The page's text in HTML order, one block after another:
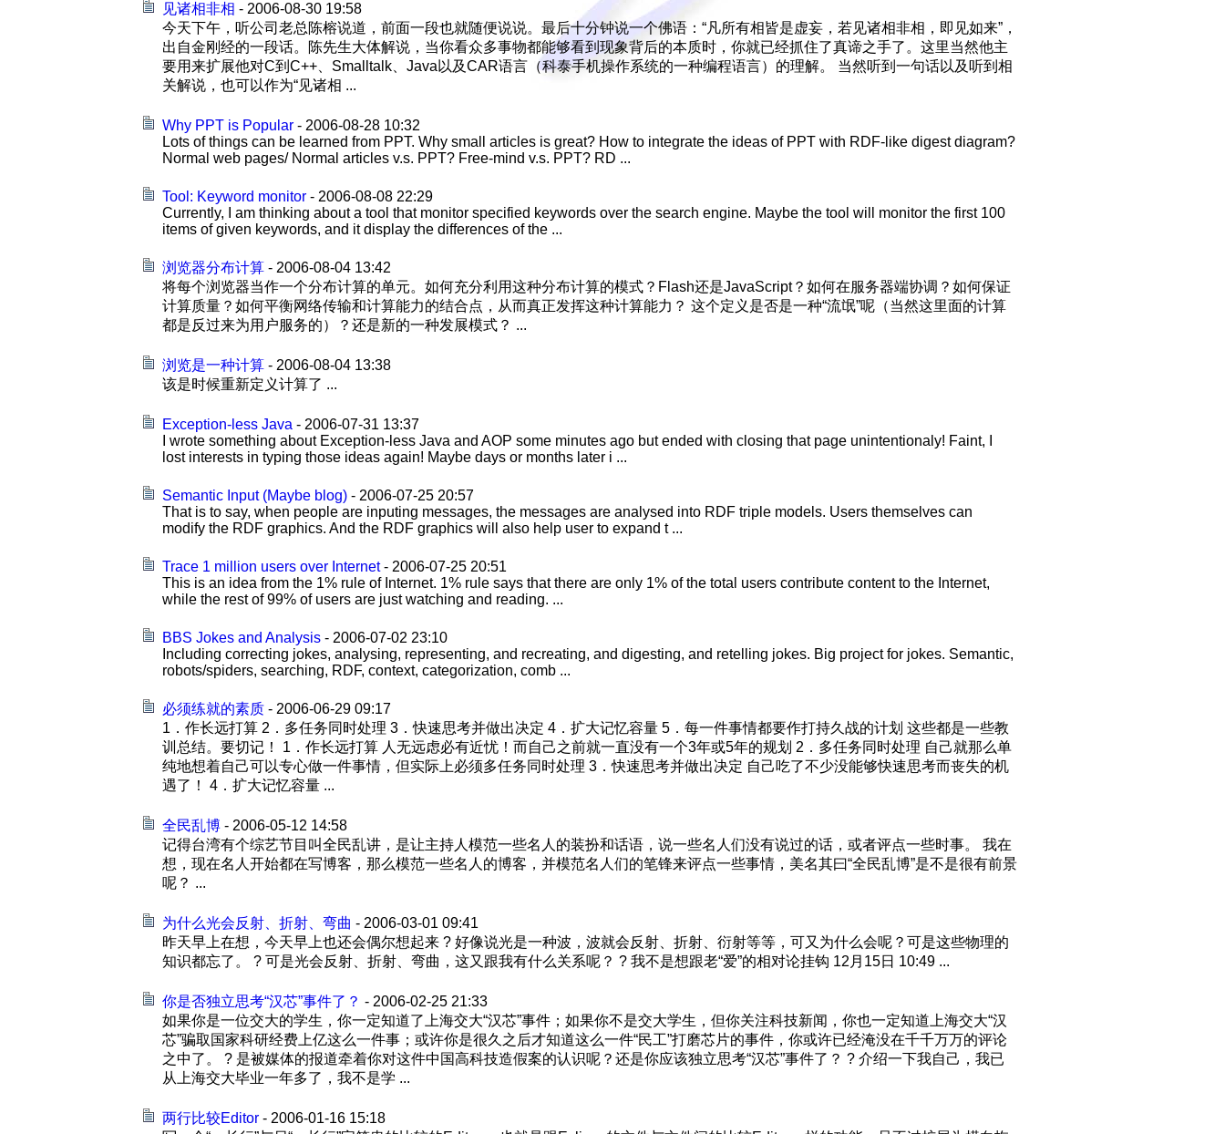
见诸相非相 - 2006-08-30 19:58
今天下午，听公司老总陈榕说道，前面一段也就随便说说。最后十分钟说一个佛语：“凡所有相皆是虚妄，若见诸相非相，即见如来”，
出自金刚经的一段话。陈先生大体解说，当你看众多事物都能够看到现象背后的本质时，你就已经抓住了真谛之手了。这里当然他主
要用来扩展他对C到C++、Smalltalk、Java以及CAR语言（科泰手机操作系统的一种编程语言）的理解。 当然听到一句话以及听到相
关解说，也可以作为“见诸相 ...
Why PPT is Popular - 2006-08-28 10:32
Lots of things can be learned from PPT. Why small articles is great? How to integrate the ideas of PPT with RDF-like digest diagram?
Normal web pages/ Normal articles v.s. PPT? Free-mind v.s. PPT? RD ...
Tool: Keyword monitor - 2006-08-08 22:29
Currently, I am thinking about a tool that monitor specified keywords over the search engine. Maybe the tool will monitor the first 100
items of given keywords, and it display the differences of the ...
浏览器分布计算 - 2006-08-04 13:42
将每个浏览器当作一个分布计算的单元。如何充分利用这种分布计算的模式？Flash还是JavaScript？如何在服务器端协调？如何保证
计算质量？如何平衡网络传输和计算能力的结合点，从而真正发挥这种计算能力？ 这个定义是否是一种“流氓”呢（当然这里面的计算
都是反过来为用户服务的）？还是新的一种发展模式？ ...
浏览是一种计算 - 2006-08-04 13:38
该是时候重新定义计算了 ...
Exception-less Java - 2006-07-31 13:37
I wrote something about Exception-less Java and AOP some minutes ago but ended with closing that page unintentionaly! Faint, I
lost interests in typing those ideas again! Maybe days or months later i ...
Semantic Input (Maybe blog) - 2006-07-25 20:57
That is to say, when people are inputing messages, the messages are analysed into RDF triple models. Users themselves can
modify the RDF graphics. And the RDF graphics will also help user to expand t ...
Trace 1 million users over Internet- 2006-07-25 20:51
This is an idea from the 1% rule of Internet. 1% rule says that there are only 1% of the total users contribute content to the Internet,
while the rest of 99% of users are just watching and reading. ...
BBS Jokes and Analysis - 2006-07-02 23:10
Including correcting jokes, analysing, representing, and recreating, and digesting, and retelling jokes. Big project for jokes. Semantic,
robots/spiders, searching, RDF, context, categorization, comb ...
必须练就的素质 - 2006-06-29 09:17
1．作长远打算 2．多任务同时处理 3．快速思考并做出决定 4．扩大记忆容量 5．每一件事情都要作打持久战的计划 这些都是一些教
训总结。要切记！ 1．作长远打算 人无远虑必有近忧！而自己之前就一直没有一个3年或5年的规划 2．多任务同时处理 自己就那么单
纯地想着自己可以专心做一件事情，但实际上必须多任务同时处理 3．快速思考并做出决定 自己吃了不少没能够快速思考而丧失的机
遇了！ 4．扩大记忆容量 ...
全民乱博 - 2006-05-12 14:58
记得台湾有个综艺节目叫全民乱讲，是让主持人模范一些名人的装扮和话语，说一些名人们没有说过的话，或者评点一些时事。 我在
想，现在名人开始都在写博客，那么模范一些名人的博客，并模范名人们的笔锋来评点一些事情，美名其曰“全民乱博”是不是很有前景
呢？ ...
为什么光会反射、折射、弯曲 - 2006-03-01 09:41
昨天早上在想，今天早上也还会偶尔想起来 ? 好像说光是一种波，波就会反射、折射、衍射等等，可又为什么会呢？可是这些物理的
知识都忘了。 ? 可是光会反射、折射、弯曲，这又跟我有什么关系呢？ ? 我不是想跟老“爱”的相对论挂钩 12月15日 10:49 ...
你是否独立思考“汉芯”事件了？ - 2006-02-25 21:33
如果你是一位交大的学生，你一定知道了上海交大“汉芯”事件；如果你不是交大学生，但你关注科技新闻，你也一定知道上海交大“汉
芯”骗取国家科研经费上亿这么一件事；或许你是很久之后才知道这么一件“民工”打磨芯片的事件，你或许已经淹没在千千万万的评论
之中了。 ? 是被媒体的报道牵着你对这件中国高科技造假案的认识呢？还是你应该独立思考“汉芯”事件了？ ? 介绍一下我自己，我已
从上海交大毕业一年多了，我不是学 ...
两行比较Editor - 2006-01-16 15:18